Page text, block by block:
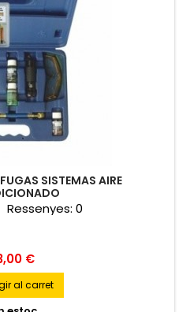
SISTEMAS AIRE
Ressenyes: 0
€
al carret